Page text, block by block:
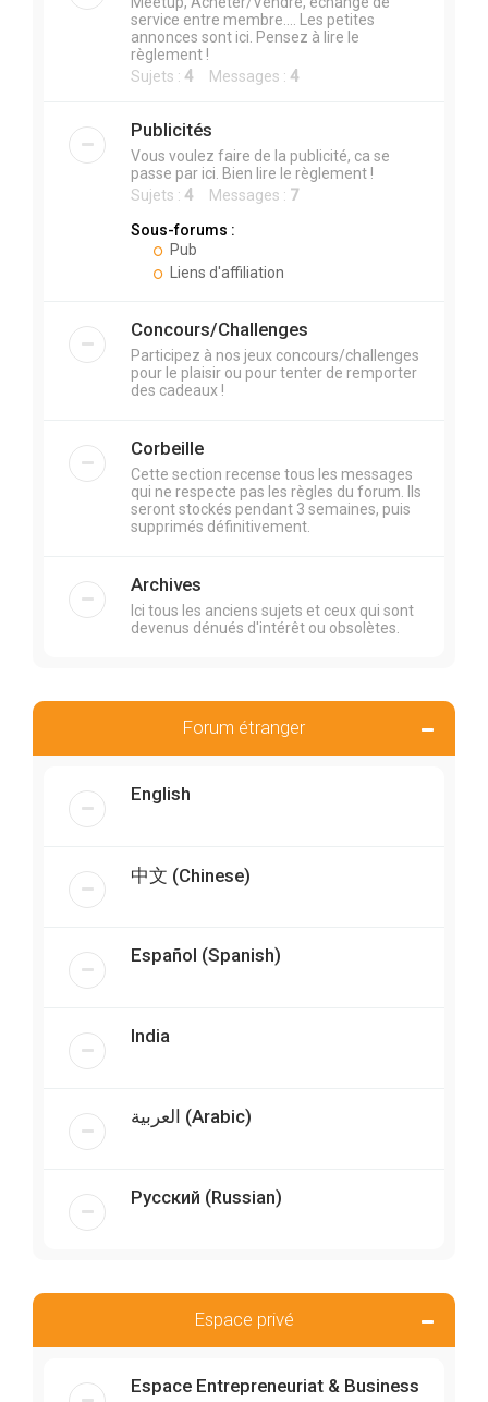
service entre membre.... Les petites
annonces sont ici. Pensez à lire le
règlement !
Sujets : 4 Messages : 4
Publicités
Vous voulez faire de la publicité, ca se
passe par ici. Bien lire le règlement !
Sujets : 4 Messages : 7
Sous-forums :
Pub
Liens d'affiliation
Concours/Challenges
Participez à nos jeux concours/challenges
pour le plaisir ou pour tenter de remporter
des cadeaux !
Corbeille
Cette section recense tous les messages
qui ne respecte pas les règles du forum. Ils
seront stockés pendant 3 semaines, puis
supprimés définitivement.
Archives
Ici tous les anciens sujets et ceux qui sont
devenus dénués d'intérêt ou obsolètes.
Forum étranger
English
中文 (Chinese)
Español (Spanish)
India
العربية (Arabic)
Русский (Russian)
Espace privé
Espace Entrepreneuriat & Business